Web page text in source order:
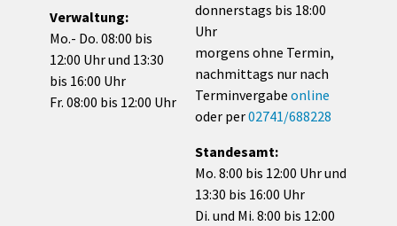
Verwaltung:
Mo.- Do. 08:00 bis
12:00 Uhr und 13:30
bis 16:00 Uhr
Fr. 08:00 bis 12:00 Uhr
donnerstags bis 18:00
Uhr
morgens ohne Termin,
nachmittags nur nach
Terminvergabe online
oder per02741/688228
Standesamt:
Mo. 8:00 bis 12:00 Uhr und
13:30 bis 16:00 Uhr
Di. und Mi. 8:00 bis 12:00